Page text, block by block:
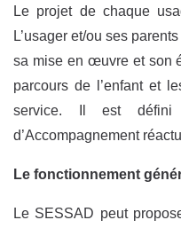
Le projet de chaque
L’usager et/ou ses
sa mise en œuvre et son
parcours de l’enfant et
service. Il est défini
d’Accompagnement
Le fonctionnement
Le SESSAD peut